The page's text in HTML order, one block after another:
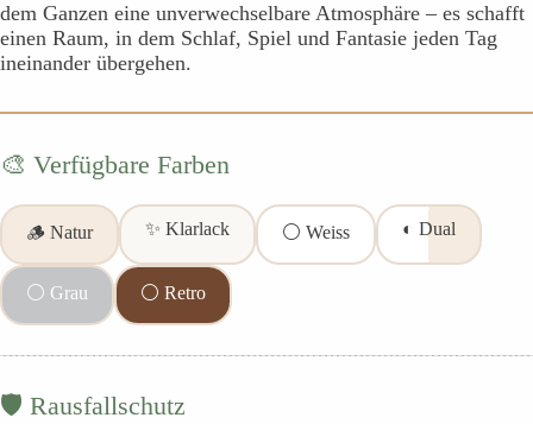
dem Ganzen eine unverwechselbare Atmosphäre – es schafft
einen Raum, in dem Schlaf, Spiel und Fantasie jeden Tag
ineinander übergehen.
🎨 Verfügbare Farben
🪵 Natur ✨ Klarlack ⚪ Weiss ◐ Dual
⚪ Grau ⚪ Retro
🛡️ Rausfallschutz